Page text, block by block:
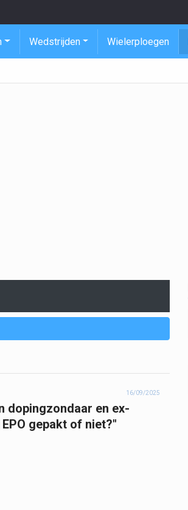
Wedstrijden Wielerploegen
16/09/2025
dopingzondaar en ex-
gepakt of niet?"